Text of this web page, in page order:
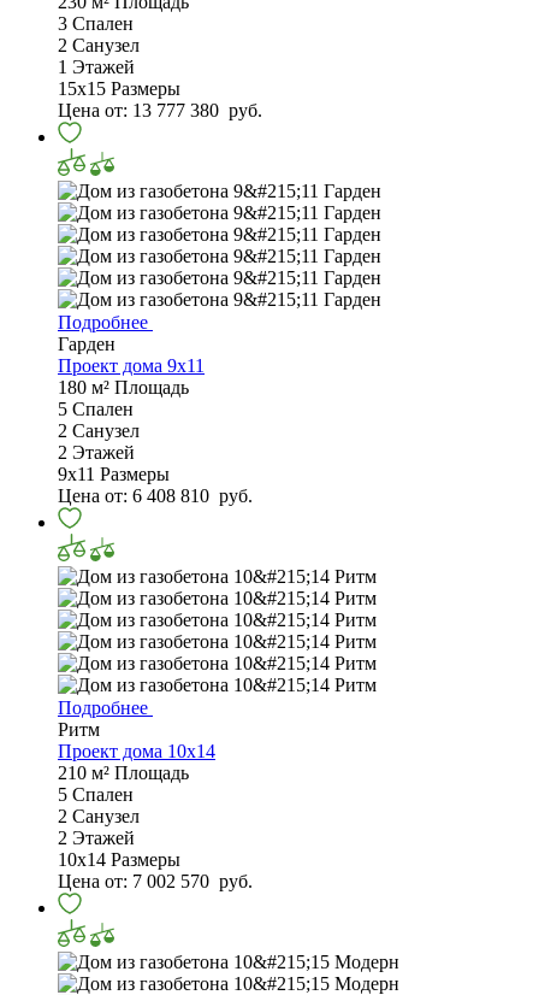
3 Спален
2 Санузел
1 Этажей
15х15 Размеры
Цена от: 13 777 380 руб.
Подробнее
Гарден
Проект дома 9х11
180 м² Площадь
5 Спален
2 Санузел
2 Этажей
9х11 Размеры
Цена от: 6 408 810 руб.
Подробнее
Ритм
Проект дома 10х14
210 м² Площадь
5 Спален
2 Санузел
2 Этажей
10х14 Размеры
Цена от: 7 002 570 руб.